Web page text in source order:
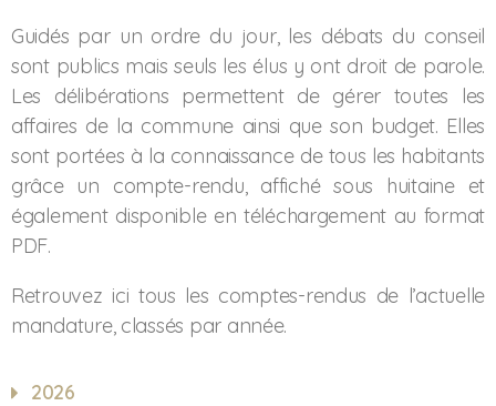
Guidés par un ordre du jour, les débats du conseil
sont publics mais seuls les élus y ont droit de parole.
Les délibérations permettent de gérer toutes les
affaires de la commune ainsi que son budget. Elles
sont portées à la connaissance de tous les habitants
grâce un compte-rendu, affiché sous huitaine et
également disponible en téléchargement au format
PDF.
Retrouvez ici tous les comptes-rendus de l’actuelle
mandature, classés par année.
2026